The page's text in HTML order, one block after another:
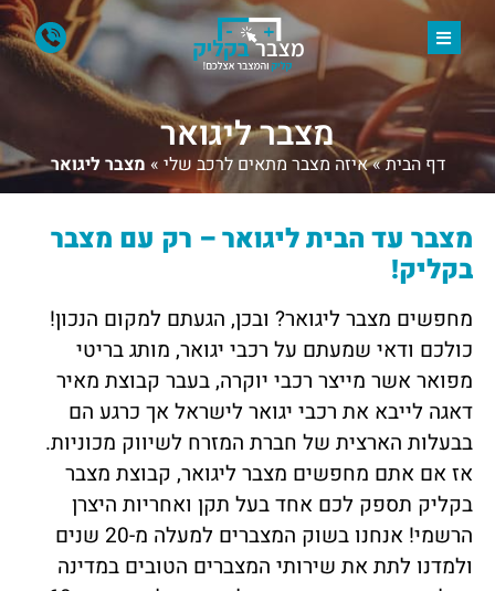
מצבר ליגואר
דף הבית»איזה מצבר מתאים לרכב שלי » מצבר ליגואר
מצבר עד הבית ליגואר – רק עם מצבר
בקליק!
מחפשים מצבר ליגואר? ובכן, הגעתם למקום הנכון!
כולכם ודאי שמעתם על רכבי יגואר, מותג בריטי
מפואר אשר מייצר רכבי יוקרה, בעבר קבוצת מאיר
דאגה לייבא את רכבי יגואר לישראל אך כרגע הם
בבעלות הארצית של חברת המזרח לשיווק מכוניות.
אז אם אתם מחפשים מצבר ליגואר, קבוצת מצבר
בקליק תספק לכם אחד בעל תקן ואחריות היצרן
הרשמי! אנחנו בשוק המצברים למעלה מ-20 שנים
ולמדנו לתת את שירותי המצברים הטובים במדינה